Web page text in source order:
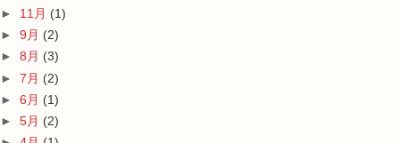
► 11月 (1)
► 9月 (2)
► 8月 (3)
► 7月 (2)
► 6月 (1)
► 5月 (2)